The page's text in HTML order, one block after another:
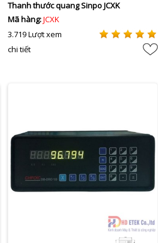
Thanh thước quang Sinpo JCXK
Mã hàng:JCXK
3.719 Lượt xem
chi tiết